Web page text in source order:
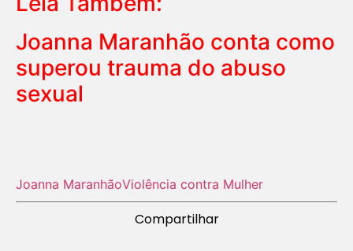
Joanna Maranhão conta como
superou trauma do abuso
sexual
Joanna MaranhãoViolência contra Mulher
Compartilhar